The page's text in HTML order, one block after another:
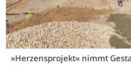
»Herzensprojekt« nimmt